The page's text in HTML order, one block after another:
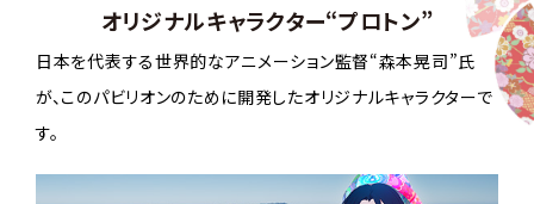
オリジナルキャラクター“プロトン”
日本を代表する世界的なアニメーション監督“森本晃司”氏
が、このパビリオンのために開発したオリジナルキャラクターで
す。